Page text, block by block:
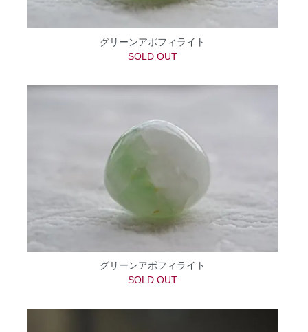
グリーンアポフィライト
SOLD OUT
グリーンアポフィライト
SOLD OUT